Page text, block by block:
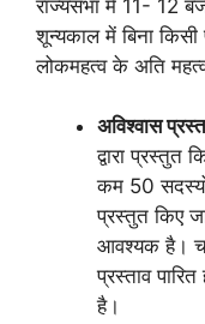
राज्यसभा में 11- 12
शून्यकाल में बिना किसी
लोकमहत्व के अति
अविश्वास
द्वारा
कम 50
प्रस्तुत किए
आवश्यक है।
प्रस्ताव
है।